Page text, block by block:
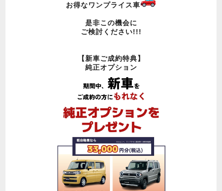
お得なワンプライス車
是非この機会に
ご検討ください!!!
【新車ご成約特典】
純正オプション